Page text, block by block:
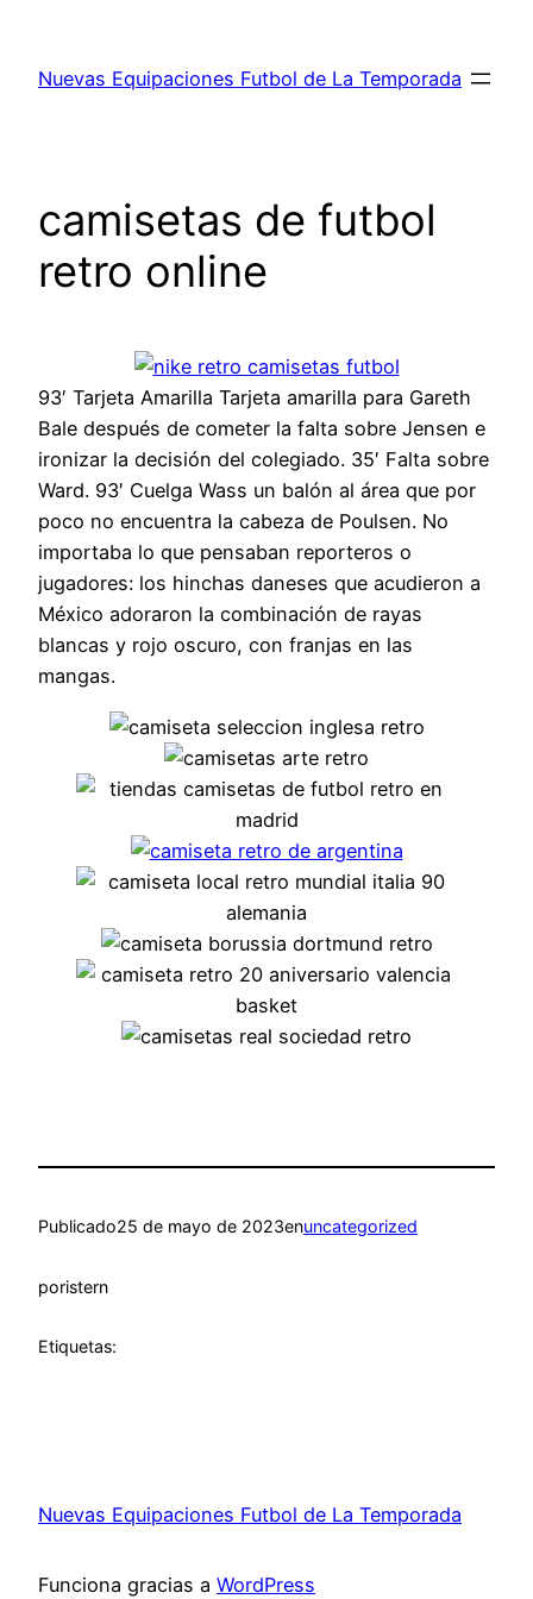
contenido
Nuevas Equipaciones Futbol de La Temporada
camisetas de futbol
retro online
93′ Tarjeta Amarilla Tarjeta amarilla para Gareth
Bale después de cometer la falta sobre Jensen e
ironizar la decisión del colegiado. 35′ Falta sobre
Ward. 93′ Cuelga Wass un balón al área que por
poco no encuentra la cabeza de Poulsen. No
importaba lo que pensaban reporteros o
jugadores: los hinchas daneses que acudieron a
México adoraron la combinación de rayas
blancas y rojo oscuro, con franjas en las
mangas.
Publicado25 de mayo de 2023enuncategorized
poristern
Etiquetas:
Nuevas Equipaciones Futbol de La Temporada
Funciona gracias a WordPress